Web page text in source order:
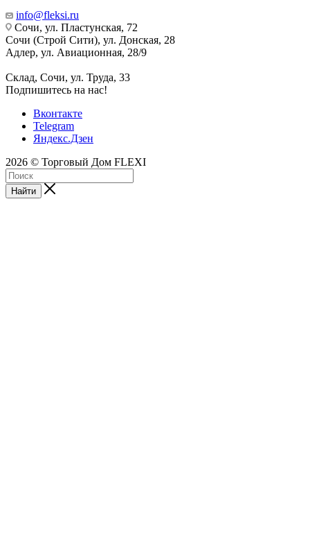
info@fleksi.ru
Сочи, ул. Пластунская, 72
Сочи (Строй Сити), ул. Донская, 28
Адлер, ул. Авиационная, 28/9
Склад, Сочи, ул. Труда, 33
Подпишитесь на нас!
Вконтакте
Telegram
Яндекс.Дзен
2026 © Торговый Дом FLEXI
Найти